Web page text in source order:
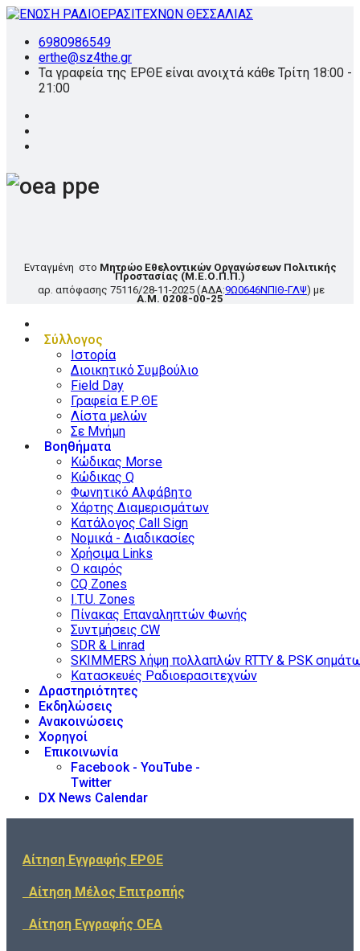
6980986549
erthe@sz4the.gr
Τα γραφεία της ΕΡΘΕ είναι ανοιχτά κάθε Τρίτη 18:00 -
21:00
Ενταγμένη στο Μητρώο Εθελοντικών Οργανώσεων Πολιτικής
Προστασίας (Μ.Ε.Ο.Π.Π.)
αρ. απόφασης 75116/28-11-2025 (ΑΔΑ:9Ω0646ΝΠΙΘ-ΓΛΨ) με
Α.Μ. 0208-00-25
Σύλλογος
Ιστορία
Διοικητικό Συμβούλιο
Field Day
Γραφεία Ε.Ρ.ΘΕ
Λίστα μελών
Σε Μνήμη
Βοηθήματα
Κώδικας Morse
Κώδικας Q
Φωνητικό Αλφάβητο
Χάρτης Διαμερισμάτων
Κατάλογος Call Sign
Νομικά - Διαδικασίες
Χρήσιμα Links
Ο καιρός
CQ Zones
I.T.U. Zones
Πίνακας Επαναληπτών Φωνής
Συντμήσεις CW
SDR & Linrad
SKIMMERS λήψη πολλαπλών RTTY & PSK
Κατασκευές Ραδιοερασιτεχνών
Δραστηριότητες
Εκδηλώσεις
Ανακοινώσεις
Χορηγοί
Επικοινωνία
Facebook - YouTube -
Twitter
DX News Calendar
Αίτηση Εγγραφής ΕΡΘΕ
Αίτηση Μέλος Επιτροπής
Αίτηση Εγγραφής ΟΕΑ